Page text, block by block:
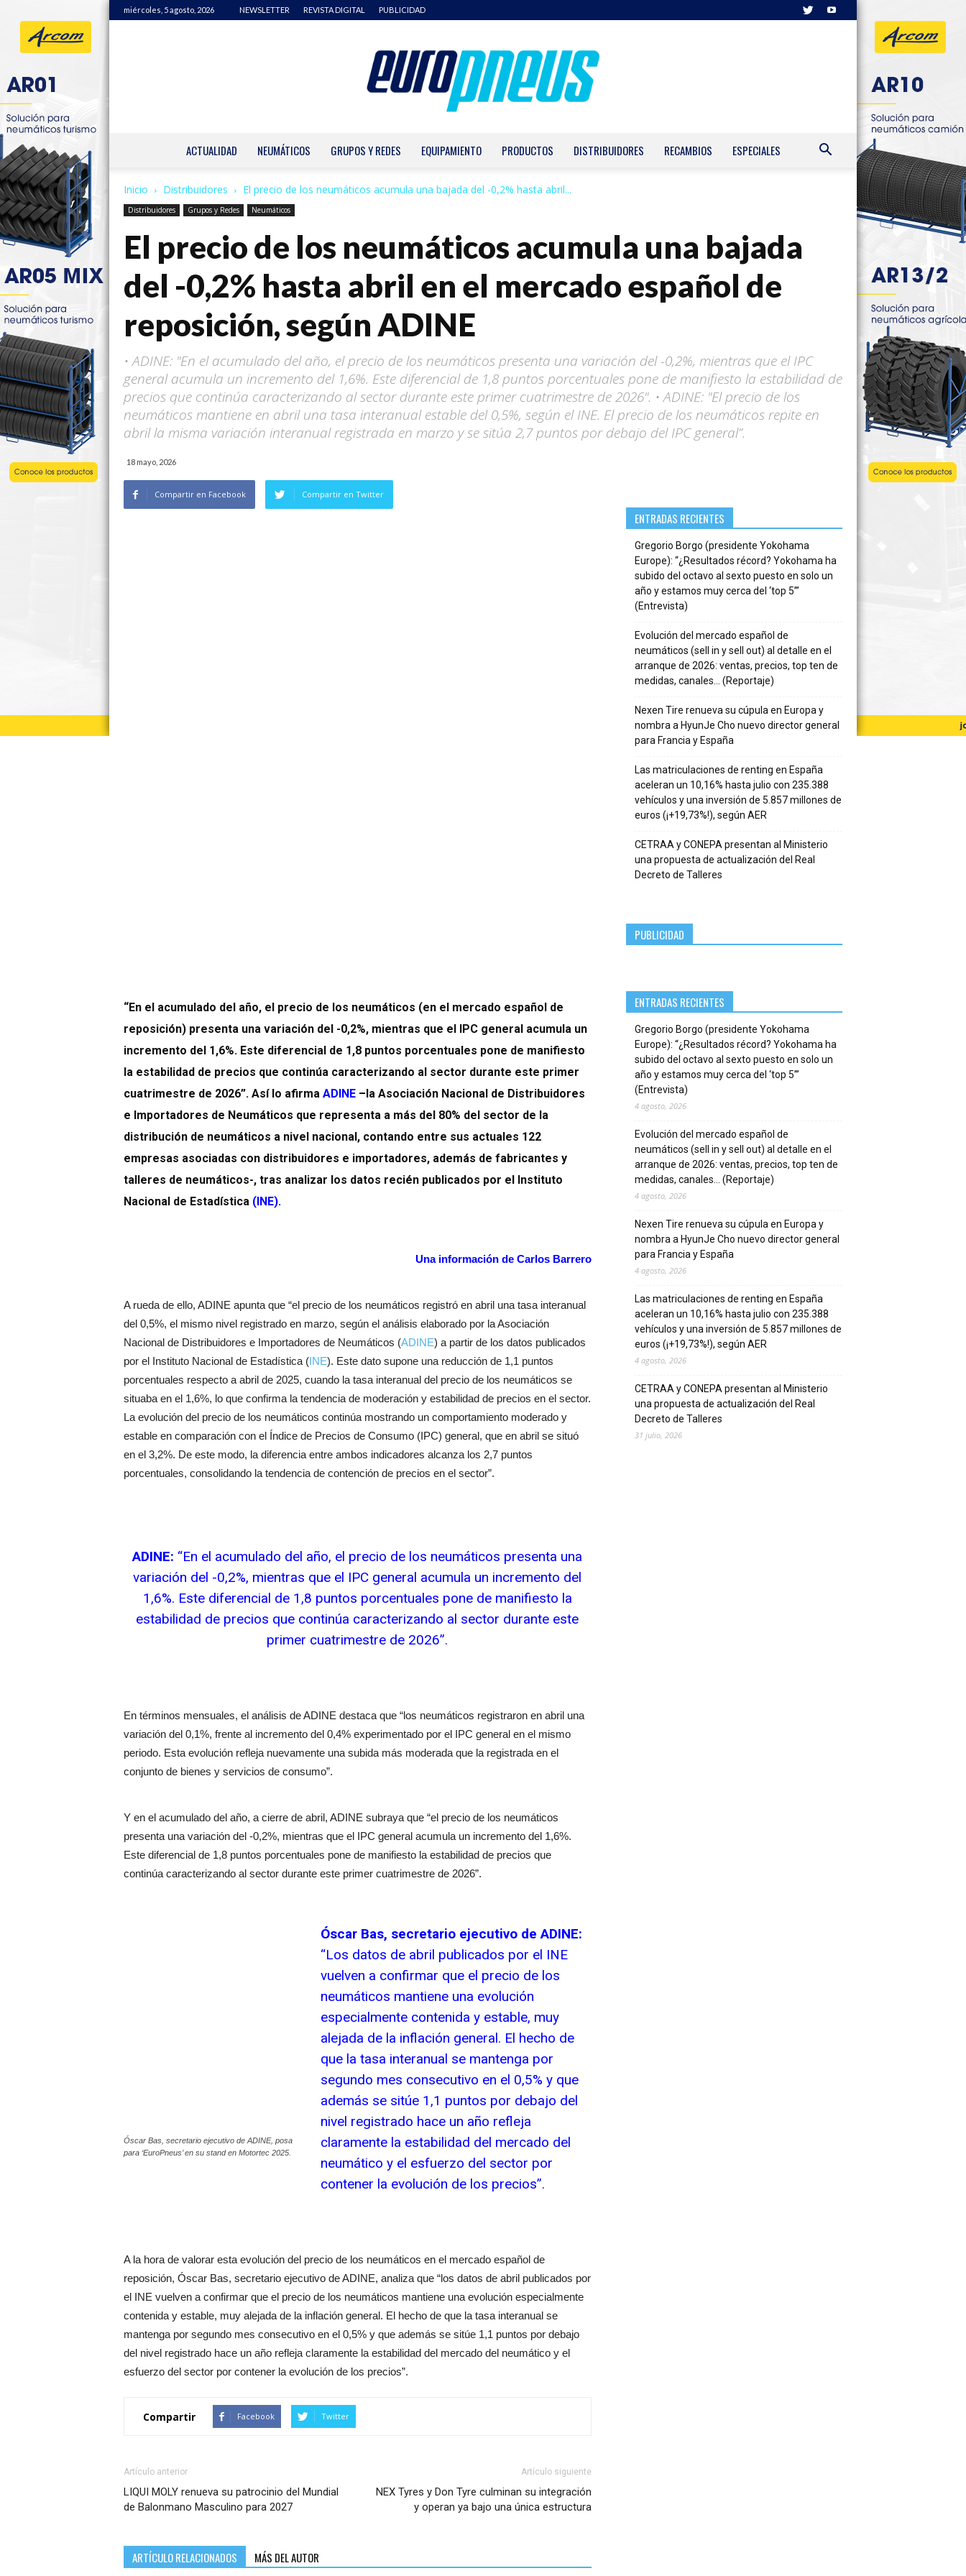
miércoles, 5 agosto, 2026 NEWSLETTER REVISTA DIGITAL PUBLICIDAD
ACTUALIDAD NEUMÁTICOS GRUPOS Y REDES EQUIPAMIENTO PRODUCTOS DISTRIBUIDORES RECAMBIOS ESPECIALES
Inicio Distribuidores El precio de los neumáticos acumula una bajada del -0,2% hasta abril...
Distribuidores Grupos y Redes Neumáticos
El precio de los neumáticos acumula una bajada
del -0,2% hasta abril en el mercado español de
reposición, según ADINE
• ADINE: "En el acumulado del año, el precio de los neumáticos presenta una variación del -0,2%, mientras que el IPC
general acumula un incremento del 1,6%. Este diferencial de 1,8 puntos porcentuales pone de manifiesto la estabilidad de
precios que continúa caracterizando al sector durante este primer cuatrimestre de 2026". • ADINE: "El precio de los
neumáticos mantiene en abril una tasa interanual estable del 0,5%, según el INE. El precio de los neumáticos repite en
abril la misma variación interanual registrada en marzo y se sitúa 2,7 puntos por debajo del IPC general”.
18 mayo, 2026
Compartir en Facebook Compartir en Twitter
“En el acumulado del año, el precio de los neumáticos (en el mercado español de
reposición) presenta una variación del -0,2%, mientras que el IPC general acumula un
incremento del 1,6%. Este diferencial de 1,8 puntos porcentuales pone de manifiesto
la estabilidad de precios que continúa caracterizando al sector durante este primer
cuatrimestre de 2026”. Así lo afirma ADINE –la Asociación Nacional de Distribuidores
e Importadores de Neumáticos que representa a más del 80% del sector de la
distribución de neumáticos a nivel nacional, contando entre sus actuales 122
empresas asociadas con distribuidores e importadores, además de fabricantes y
talleres de neumáticos-, tras analizar los datos recién publicados por el Instituto
Nacional de Estadística (INE).
Una información de Carlos Barrero
A rueda de ello, ADINE apunta que “el precio de los neumáticos registró en abril una tasa interanual
del 0,5%, el mismo nivel registrado en marzo, según el análisis elaborado por la Asociación
Nacional de Distribuidores e Importadores de Neumáticos (ADINE) a partir de los datos publicados
por el Instituto Nacional de Estadística (INE). Este dato supone una reducción de 1,1 puntos
porcentuales respecto a abril de 2025, cuando la tasa interanual del precio de los neumáticos se
situaba en el 1,6%, lo que confirma la tendencia de moderación y estabilidad de precios en el sector.
La evolución del precio de los neumáticos continúa mostrando un comportamiento moderado y
estable en comparación con el Índice de Precios de Consumo (IPC) general, que en abril se situó
en el 3,2%. De este modo, la diferencia entre ambos indicadores alcanza los 2,7 puntos
porcentuales, consolidando la tendencia de contención de precios en el sector”.
ADINE: “En el acumulado del año, el precio de los neumáticos presenta una
variación del -0,2%, mientras que el IPC general acumula un incremento del
1,6%. Este diferencial de 1,8 puntos porcentuales pone de manifiesto la
estabilidad de precios que continúa caracterizando al sector durante este
primer cuatrimestre de 2026”.
En términos mensuales, el análisis de ADINE destaca que “los neumáticos registraron en abril una
variación del 0,1%, frente al incremento del 0,4% experimentado por el IPC general en el mismo
periodo. Esta evolución refleja nuevamente una subida más moderada que la registrada en el
conjunto de bienes y servicios de consumo”.
Y en el acumulado del año, a cierre de abril, ADINE subraya que “el precio de los neumáticos
presenta una variación del -0,2%, mientras que el IPC general acumula un incremento del 1,6%.
Este diferencial de 1,8 puntos porcentuales pone de manifiesto la estabilidad de precios que
continúa caracterizando al sector durante este primer cuatrimestre de 2026”.
Óscar Bas, secretario ejecutivo de ADINE, posa
para ‘EuroPneus’ en su stand en Motortec 2025.
Óscar Bas, secretario ejecutivo de ADINE:
“Los datos de abril publicados por el INE
vuelven a confirmar que el precio de los
neumáticos mantiene una evolución
especialmente contenida y estable, muy
alejada de la inflación general. El hecho de
que la tasa interanual se mantenga por
segundo mes consecutivo en el 0,5% y que
además se sitúe 1,1 puntos por debajo del
nivel registrado hace un año refleja
claramente la estabilidad del mercado del
neumático y el esfuerzo del sector por
contener la evolución de los precios”.
A la hora de valorar esta evolución del precio de los neumáticos en el mercado español de
reposición, Óscar Bas, secretario ejecutivo de ADINE, analiza que “los datos de abril publicados por
el INE vuelven a confirmar que el precio de los neumáticos mantiene una evolución especialmente
contenida y estable, muy alejada de la inflación general. El hecho de que la tasa interanual se
mantenga por segundo mes consecutivo en el 0,5% y que además se sitúe 1,1 puntos por debajo
del nivel registrado hace un año refleja claramente la estabilidad del mercado del neumático y el
esfuerzo del sector por contener la evolución de los precios”.
Compartir Facebook Twitter
Artículo anterior
LIQUI MOLY renueva su patrocinio del Mundial
de Balonmano Masculino para 2027
Artículo siguiente
NEX Tyres y Don Tyre culminan su integración
y operan ya bajo una única estructura
ARTÍCULO RELACIONADOS MÁS DEL AUTOR
ENTRADAS RECIENTES
Gregorio Borgo (presidente Yokohama
Europe): “¿Resultados récord? Yokohama ha
subido del octavo al sexto puesto en solo un
año y estamos muy cerca del ‘top 5’”
(Entrevista)
Evolución del mercado español de
neumáticos (sell in y sell out) al detalle en el
arranque de 2026: ventas, precios, top ten de
medidas, canales… (Reportaje)
Nexen Tire renueva su cúpula en Europa y
nombra a HyunJe Cho nuevo director general
para Francia y España
Las matriculaciones de renting en España
aceleran un 10,16% hasta julio con 235.388
vehículos y una inversión de 5.857 millones de
euros (¡+19,73%!), según AER
CETRAA y CONEPA presentan al Ministerio
una propuesta de actualización del Real
Decreto de Talleres
PUBLICIDAD
ENTRADAS RECIENTES
Gregorio Borgo (presidente Yokohama
Europe): “¿Resultados récord? Yokohama ha
subido del octavo al sexto puesto en solo un
año y estamos muy cerca del ‘top 5’”
(Entrevista)
4 agosto, 2026
Evolución del mercado español de
neumáticos (sell in y sell out) al detalle en el
arranque de 2026: ventas, precios, top ten de
medidas, canales… (Reportaje)
4 agosto, 2026
Nexen Tire renueva su cúpula en Europa y
nombra a HyunJe Cho nuevo director general
para Francia y España
4 agosto, 2026
Las matriculaciones de renting en España
aceleran un 10,16% hasta julio con 235.388
vehículos y una inversión de 5.857 millones de
euros (¡+19,73%!), según AER
4 agosto, 2026
CETRAA y CONEPA presentan al Ministerio
una propuesta de actualización del Real
Decreto de Talleres
31 julio, 2026